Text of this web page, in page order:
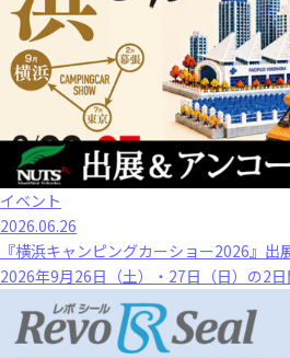
イベント
2026.06.26
『横浜キャンピングカーショー2026』出
2026年9月26日（土）・27日（日）の2日